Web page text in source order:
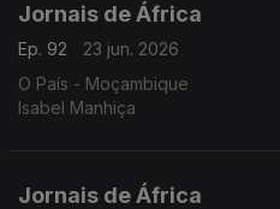
Jornais de África
Ep. 92
23 jun. 2026
O País - Moçambique
Isabel Manhiça
Jornais de África